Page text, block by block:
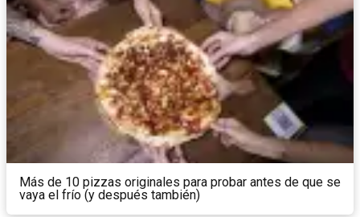
Más de 10 pizzas originales para probar antes de que se
vaya el frío (y después también)